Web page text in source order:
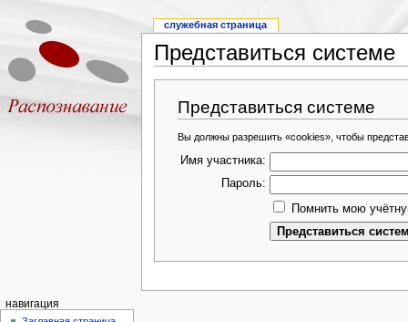
Представиться системе
Представиться системе
Вы должны разрешить «cookies», чтобы
Имя участника:
Пароль:
Помнить мою
служебная страница
навигация